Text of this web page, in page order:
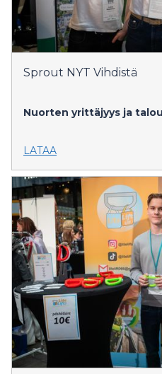
Sprout NYT Vihdistä
Nuorten yrittäjyys ja
LATAA